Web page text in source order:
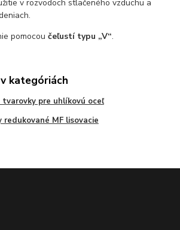
v rozvodoch stlačeného vzduchu a
pomocoučeľustí typu „V“.
kategóriách
tvarovky pre uhlíkovú oceľ
MF lisovacie